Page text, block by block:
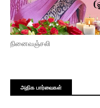
நினைவஞ்சலி
அதிக பார்வைகள்